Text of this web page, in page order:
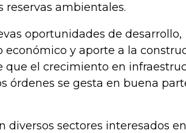
reservas ambientales.
oportunidades de desarrollo,
y aporte a la
que el crecimiento en
órdenes se gesta en buena
diversos sectores interesados en